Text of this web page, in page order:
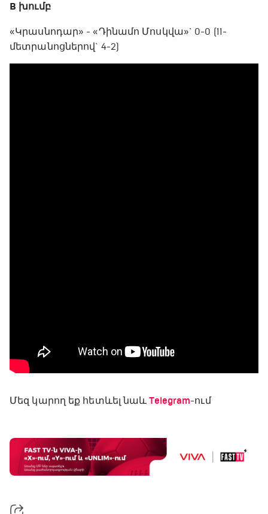
B խումբ
«Կրասնոդար» - «Դինամո Մոսկվա»` 0-0 (11-
մետրանոցներով` 4-2)
Մեզ կարող եք հետևել նաև Telegram-ում